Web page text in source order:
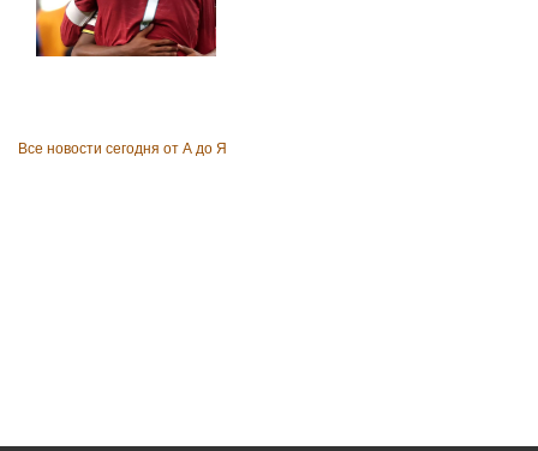
Все новости сегодня от А до Я